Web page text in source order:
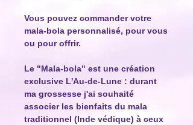
Vous pouvez commander votre
mala-bola personnalisé, pour vous
ou pour offrir.
Le "Mala-bola" est une création
exclusive L'Au-de-Lune : durant
ma grossesse j'ai souhaité
associer les bienfaits du mala
traditionnel (Inde védique) à ceux